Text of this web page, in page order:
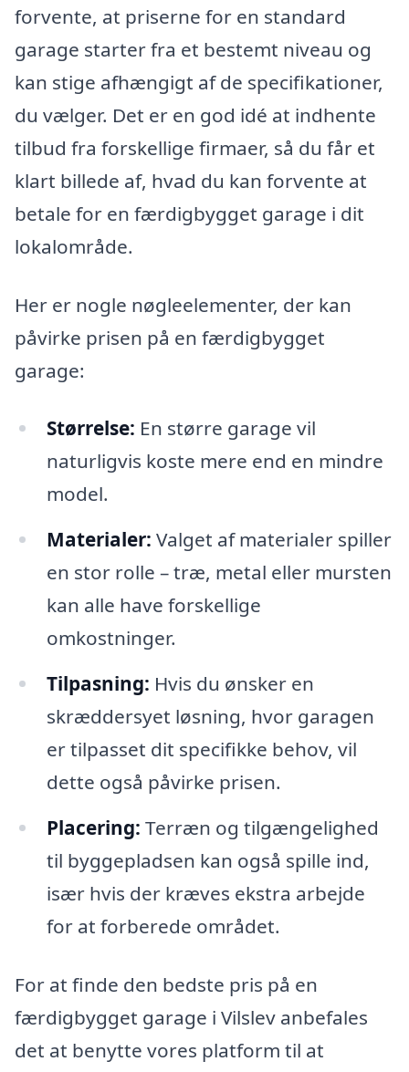
forvente, at priserne for en standard
garage starter fra et bestemt niveau og
kan stige afhængigt af de specifikationer,
du vælger. Det er en god idé at indhente
tilbud fra forskellige firmaer, så du får et
klart billede af, hvad du kan forvente at
betale for en færdigbygget garage i dit
lokalområde.
Her er nogle nøgleelementer, der kan
påvirke prisen på en færdigbygget
garage:
Størrelse: En større garage vil
naturligvis koste mere end en mindre
model.
Materialer: Valget af materialer spiller
en stor rolle – træ, metal eller mursten
kan alle have forskellige
omkostninger.
Tilpasning: Hvis du ønsker en
skræddersyet løsning, hvor garagen
er tilpasset dit specifikke behov, vil
dette også påvirke prisen.
Placering: Terræn og tilgængelighed
til byggepladsen kan også spille ind,
især hvis der kræves ekstra arbejde
for at forberede området.
For at finde den bedste pris på en
færdigbygget garage i Vilslev anbefales
det at benytte vores platform til at